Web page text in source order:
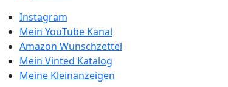
Instagram
Mein YouTube Kanal
Amazon Wunschzettel
Mein Vinted Katalog
Meine Kleinanzeigen